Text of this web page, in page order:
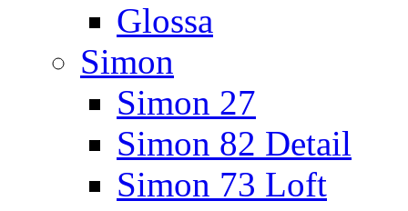
Glossa
Simon
Simon 27
Simon 82 Detail
Simon 73 Loft